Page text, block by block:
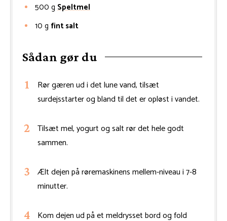
500 g Speltmel
10 g fint salt
Sådan gør du
Rør gæren ud i det lune vand, tilsæt
surdejsstarter og bland til det er opløst i vandet.
Tilsæt mel, yogurt og salt rør det hele godt
sammen.
Ælt dejen på røremaskinens mellem-niveau i 7-8
minutter.
Kom dejen ud på et meldrysset bord og fold